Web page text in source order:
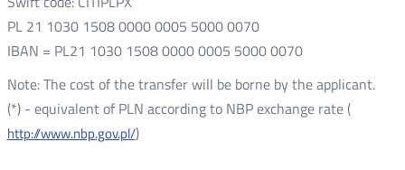
PL 21 1030 1508 0000 0005 5000 0070
IBAN = PL21 1030 1508 0000 0005 5000 0070
Note: The cost of the transfer will be borne by the applicant.
(*) - equivalent of PLN according to NBP exchange rate (
http://www.nbp.gov.pl/)